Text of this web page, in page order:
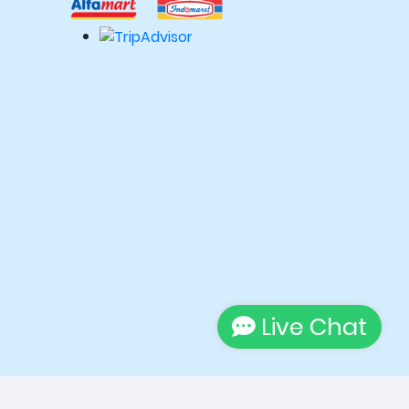
Live Chat